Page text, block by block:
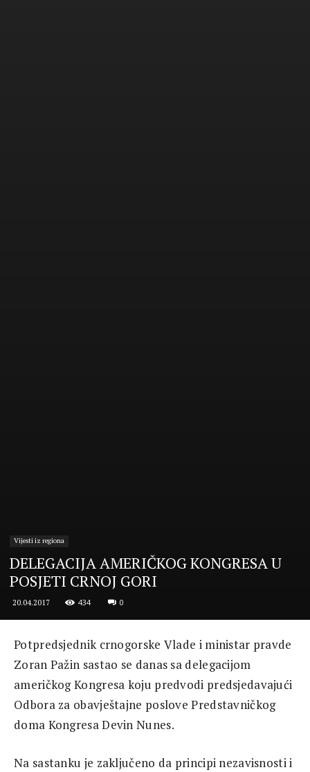
Vijesti iz regiona
DELEGACIJA AMERIČKOG KONGRESA U
POSJETI CRNOJ GORI
20.04.2017 434 0
Potpredsjednik crnogorske Vlade i ministar pravde
Zoran Pažin sastao se danas sa delegacijom
američkog Kongresa koju predvodi predsjedavajući
Odbora za obavještajne poslove Predstavničkog
doma Kongresa Devin Nunes.
Na sastanku je zaključeno da principi nezavisnosti i